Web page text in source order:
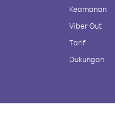
Keamanan
Viber Out
Tarif
Dukungan